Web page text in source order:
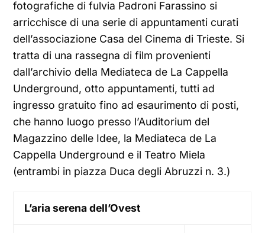
fotografiche di fulvia Padroni Farassino si
arricchisce di una serie di appuntamenti curati
dell’associazione Casa del Cinema di Trieste. Si
tratta di una rassegna di film provenienti
dall’archivio della Mediateca de La Cappella
Underground, otto appuntamenti, tutti ad
ingresso gratuito fino ad esaurimento di posti,
che hanno luogo presso l’Auditorium del
Magazzino delle Idee, la Mediateca de La
Cappella Underground e il Teatro Miela
(entrambi in piazza Duca degli Abruzzi n. 3.)
L’aria serena dell’Ovest